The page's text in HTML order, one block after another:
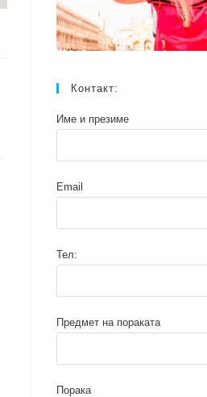
Контакт:
Име и презиме
Email
Тел:
Предмет на пораката
Порака